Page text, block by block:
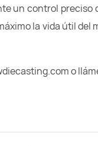
un control
la vida útil
o